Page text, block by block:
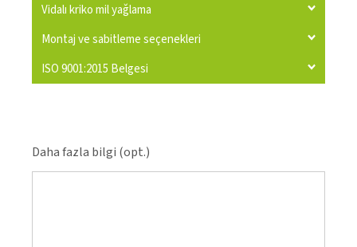
Vidalı kriko mil yağlama
Montaj ve sabitleme seçenekleri
ISO 9001:2015 Belgesi
Daha fazla bilgi (opt.)